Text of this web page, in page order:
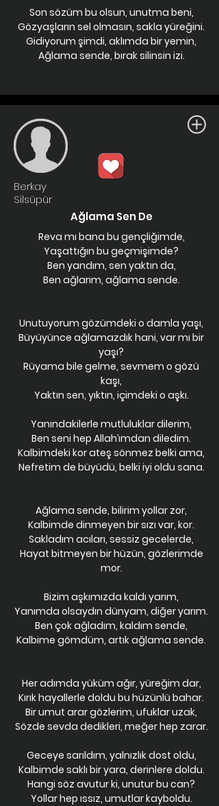
Son sözüm bu olsun, unutma beni,
Gözyaşların sel olmasın, sakla yüreğini.
Gidiyorum şimdi, aklımda bir yemin,
Ağlama sende, bırak silinsin izi.
Berkay
Silsüpür
Ağlama Sen De
Reva mı bana bu gençliğimde,
Yaşattığın bu geçmişimde?
Ben yandım, sen yaktın da,
Ben ağlarım, ağlama sende.
Unutuyorum gözümdeki o damla yaşı,
Büyüyünce ağlamazdık hani, var mı bir
yaşı?
Rüyama bile gelme, sevmem o gözü
kaşı,
Yaktın sen, yıktın, içimdeki o aşkı.
Yanındakilerle mutluluklar dilerim,
Ben seni hep Allah’ımdan diledim.
Kalbimdeki kor ateş sönmez belki ama,
Nefretim de büyüdü, belki iyi oldu sana.
Ağlama sende, bilirim yollar zor,
Kalbimde dinmeyen bir sızı var, kor.
Sakladım acıları, sessiz gecelerde,
Hayat bitmeyen bir hüzün, gözlerimde
mor.
Bizim aşkımızda kaldı yarım,
Yanımda olsaydın dünyam, diğer yarım.
Ben çok ağladım, kaldım sende,
Kalbime gömdüm, artık ağlama sende.
Her adımda yüküm ağır, yüreğim dar,
Kırık hayallerle doldu bu hüzünlü bahar.
Bir umut arar gözlerim, ufuklar uzak,
Sözde sevda dedikleri, meğer hep zarar.
Geceye sarıldım, yalnızlık dost oldu,
Kalbimde saklı bir yara, derinlere doldu.
Hangi söz avutur ki, unutur bu can?
Yollar hep ıssız, umutlar kayboldu.